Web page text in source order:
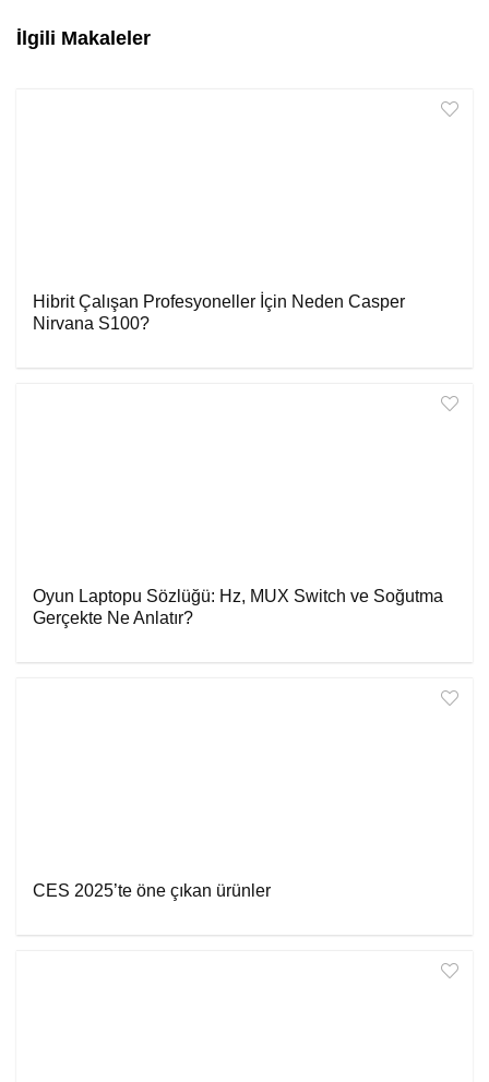
İlgili Makaleler
Hibrit Çalışan Profesyoneller İçin Neden Casper
Nirvana S100?
Oyun Laptopu Sözlüğü: Hz, MUX Switch ve Soğutma
Gerçekte Ne Anlatır?
CES 2025’te öne çıkan ürünler